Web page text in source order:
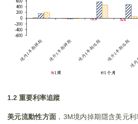
1.2 重要利率追蹤
美元流動性方面 ，3M境内掉期隱含美元